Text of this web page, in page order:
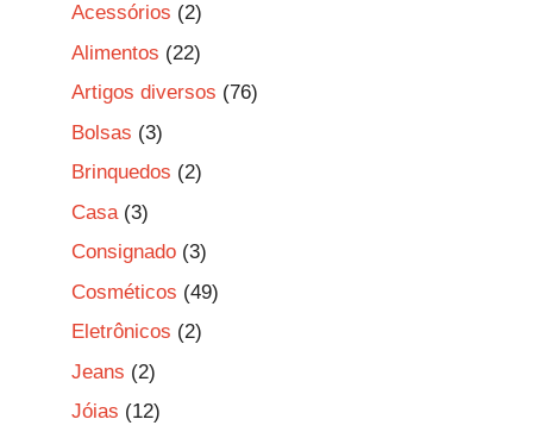
Acessórios (2)
Alimentos (22)
Artigos diversos (76)
Bolsas (3)
Brinquedos (2)
Casa (3)
Consignado (3)
Cosméticos (49)
Eletrônicos (2)
Jeans (2)
Jóias (12)